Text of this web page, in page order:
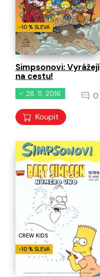
-10 % SLEVA
Simpsonovi: Vyrážejí
na cestu!
28. 11. 2016 0
Koupit
CREW KIDS
-10 % SLEVA